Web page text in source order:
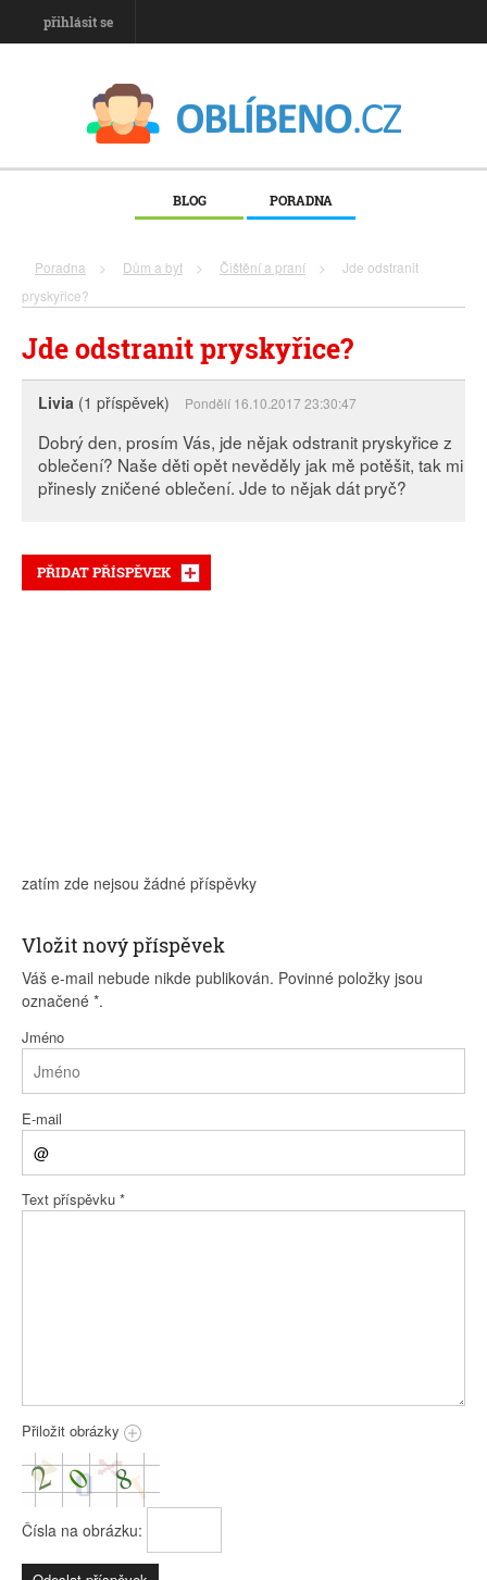
přihlásit se
BLOG PORADNA
Poradna > Dům a byt > Čištění a praní >
Jde odstranit
pryskyřice?
Jde odstranit pryskyřice?
Livia (1 příspěvek) Pondělí 16.10.2017 23:30:47
Dobrý den, prosím Vás, jde nějak odstranit pryskyřice z
oblečení? Naše děti opět nevěděly jak mě potěšit, tak mi
přinesly zničené oblečení. Jde to nějak dát pryč?
PŘIDAT PŘÍSPĚVEK
zatím zde nejsou žádné příspěvky
Vložit nový příspěvek
Váš e-mail nebude nikde publikován. Povinné položky jsou
označené *.
Jméno
E-mail
Text příspěvku *
Přiložit obrázky
Čísla na obrázku: